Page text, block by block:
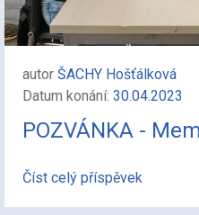
autor ŠACHY Hošťálková
Datum konání: 30.04.2023
POZVÁNKA -
Číst celý příspěvek